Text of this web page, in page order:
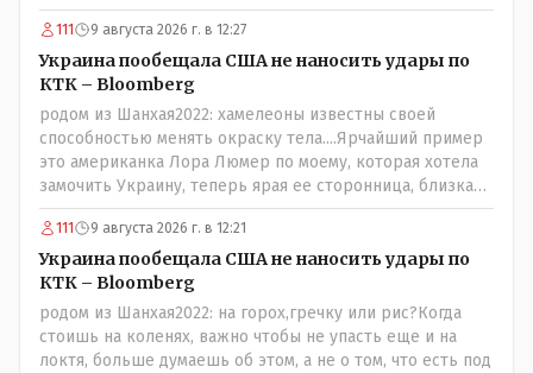
111 9 августа 2026 г. в 12:27
Украина пообещала США не наносить удары по
КТК – Bloomberg
родом из Шанхая2022: хамелеоны известны своей
способностью менять окраску тела....Ярчайший пример
это американка Лора Люмер по моему, которая хотела
замочить Украину, теперь ярая ее сторонница, близкая
к Трампу. Ну и западные страны тем более, которые
предоставляли Зеленскому убежище, чтоб он бежал и
которые развернулись потом на 180 или 360 градусов,
посмотрев на того, как он не сдался, но ты же там сам
живешь и многое знаешь о тех, на кого работаешь.. Это
просто прагматизм и ничего личного. Победим мы, они
встанут под нас и наоборот и все это понимают..
111 9 августа 2026 г. в 12:21
Украина пообещала США не наносить удары по
КТК – Bloomberg
родом из Шанхая2022: на горох,гречку или рис?Когда
стоишь на коленях, важно чтобы не упасть еще и на
локтя, больше думаешь об этом, а не о том, что есть под